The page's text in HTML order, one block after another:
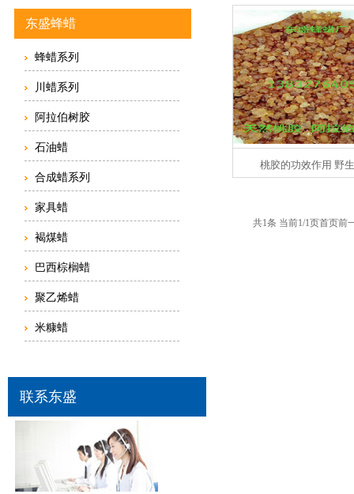
东盛蜂蜡
蜂蜡系列
川蜡系列
阿拉伯树胶
石油蜡
合成蜡系列
家具蜡
褐煤蜡
巴西棕榈蜡
聚乙烯蜡
米糠蜡
联系东盛
桃胶的功效作用 野
共1条 当前1/1页首页前